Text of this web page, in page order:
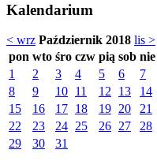
Kalendarium
< wrz Październik 2018 lis >
pon wto śro czw pią sob nie
1
2 3 4 5 6
7
8
9 10 11 12 13
14
15
16 17 18 19 20
21
22
23 24 25 26 27
28
29
30 31